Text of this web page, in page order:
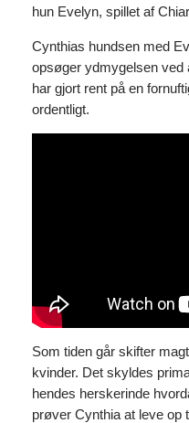
hun Evelyn, spillet af
Cynthias hundsen med
opsøger ydmygelsen ved
har gjort rent på en
ordentligt.
Som tiden går skifter
kvinder. Det skyldes
hendes herskerinde
prøver Cynthia at leve op